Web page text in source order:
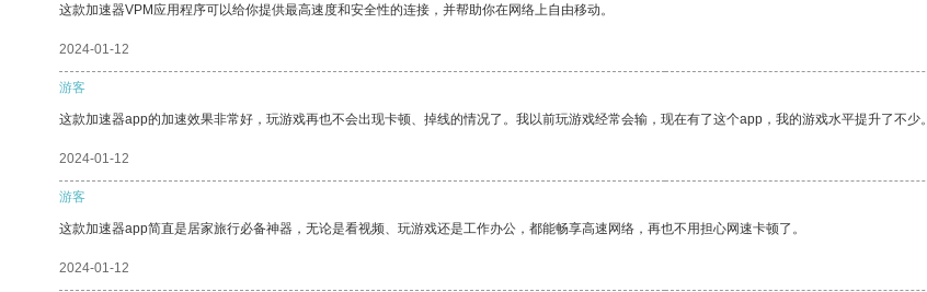
这款加速器VPM应用程序可以给你提供最高速度和安全性的连接，并帮助你在网络上自由移动。
2024-01-12
游客
这款加速器app的加速效果非常好，玩游戏再也不会出现卡顿、掉线的情况了。我以前玩游戏经常会输，现在有了这个app，我的游戏水平提升了不少。
2024-01-12
游客
这款加速器app简直是居家旅行必备神器，无论是看视频、玩游戏还是工作办公，都能畅享高速网络，再也不用担心网速卡顿了。
2024-01-12